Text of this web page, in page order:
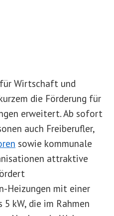
Wirtschaft und
die Förderung für
erweitert. Ab sofort
auch Freiberufler,
sowie kommunale
attraktive
Heizungen mit einer
kW, die im Rahmen